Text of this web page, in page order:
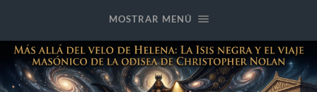
MOSTRAR MENÚ